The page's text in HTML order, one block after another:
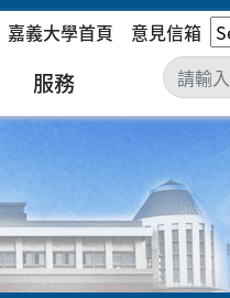
嘉義大學首頁 意見信箱
服務